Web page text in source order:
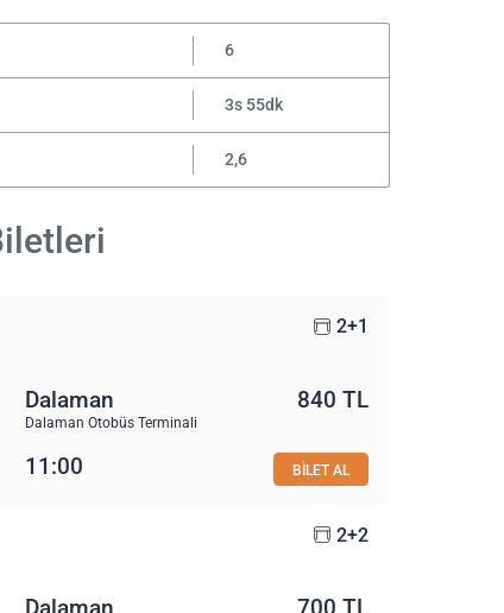
6
3s 55dk
2,6
2+1
Dalaman
Dalaman Otobüs Terminali
840 TL
11:00 BİLET AL
2+2